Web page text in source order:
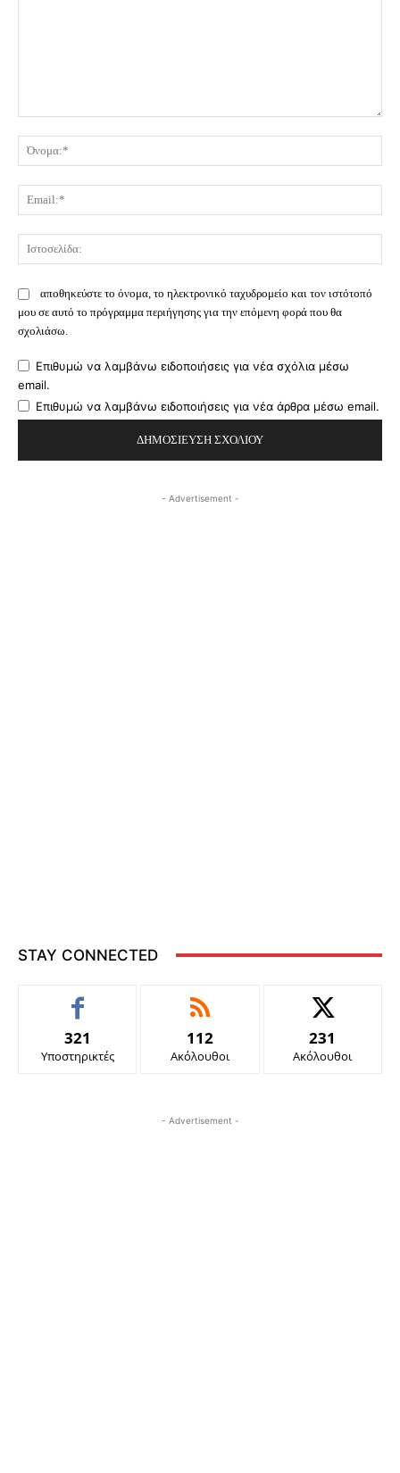
αποθηκεύστε το όνομα, το ηλεκτρονικό ταχυδρομείο και τον ιστότοπό
μου σε αυτό το πρόγραμμα περιήγησης για την επόμενη φορά που θα
σχολιάσω.
Επιθυμώ να λαμβάνω ειδοποιήσεις για νέα σχόλια μέσω
email.
Επιθυμώ να λαμβάνω ειδοποιήσεις για νέα άρθρα μέσω email.
- Advertisement -
STAY CONNECTED
321
Υποστηρικτές
112
Ακόλουθοι
231
Ακόλουθοι
- Advertisement -